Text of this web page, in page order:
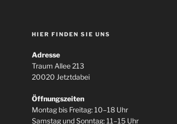
HIER FINDEN SIE UNS
Adresse
Traum Allee 213
20020 Jetztdabei
Öffnungszeiten
Montag bis Freitag: 10–18 Uhr
Samstag und Sonntag: 11–15 Uhr